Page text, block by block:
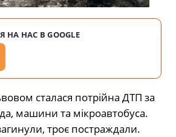
НА НАС В GOOGLE
сталася потрійна ДТП за
машини та мікроавтобуса.
троє постраждали.